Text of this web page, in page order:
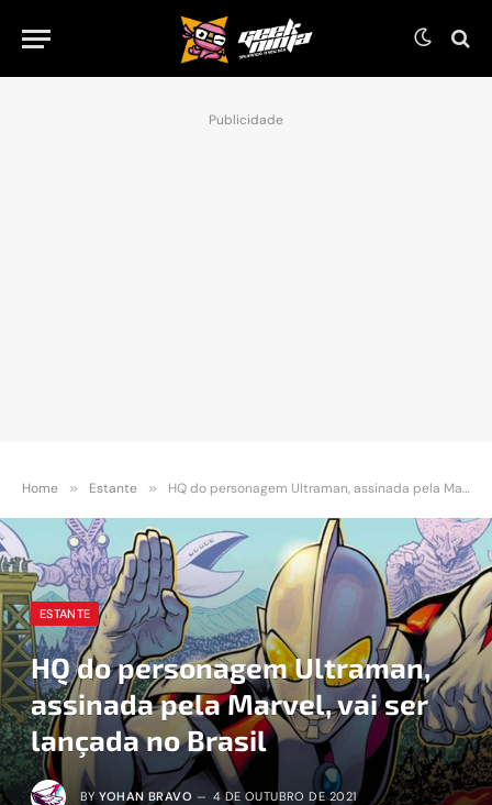
Publicidade
Home » Estante » HQ do personagem Ultraman, assinada pela Marvel, vai ser lançada no Brasil
ESTANTE
HQ do personagem Ultraman,
assinada pela Marvel, vai ser
lançada no Brasil
BY YOHAN BRAVO 4 DE OUTUBRO DE 2021